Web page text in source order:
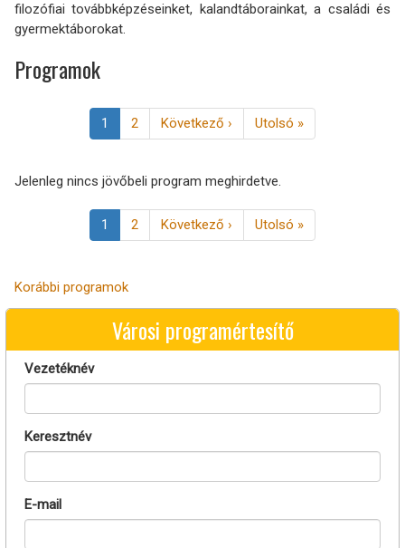
filozófiai továbbképzéseinket, kalandtáborainkat, a családi és
gyermektáborokat.
Programok
Oldalszámozás
Jelenlegi
oldal
1 Page
2
Következő
oldal
Következő ›
Utolsó
oldal
Utolsó »
Jelenleg nincs jövőbeli program meghirdetve.
Oldalszámozás
Jelenlegi
oldal
1 Page
2
Következő
oldal
Következő ›
Utolsó
oldal
Utolsó »
Korábbi programok
Városi programértesítő
Vezetéknév
Keresztnév
E-mail